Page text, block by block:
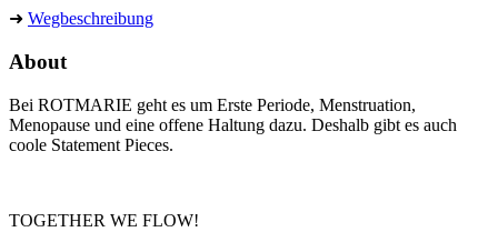
➜ Wegbeschreibung
About
Bei ROTMARIE geht es um Erste Periode, Menstruation,
Menopause und eine offene Haltung dazu. Deshalb gibt es auch
coole Statement Pieces.
TOGETHER WE FLOW!